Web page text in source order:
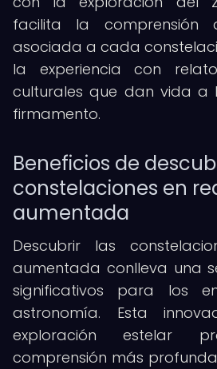
facilita la comprensión
asociada a cada
la experiencia con
culturales que dan vida a
firmamento.
Beneficios de
constelaciones en
aumentada
Descubrir las
aumentada conlleva una
significativos para los
astronomía. Esta
exploración estelar
comprensión más